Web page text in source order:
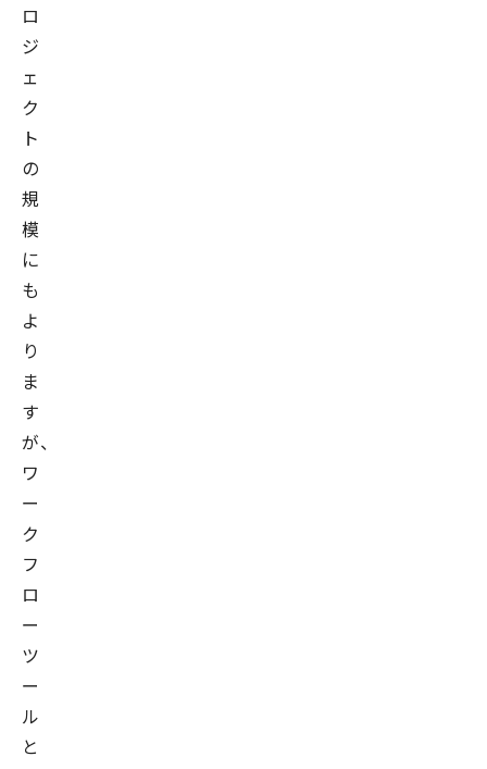
ロ
ジ
ェ
ク
ト
の
規
模
に
も
よ
り
ま
す
が、
ワ
ー
ク
フ
ロ
ー
ツ
ー
ル
と